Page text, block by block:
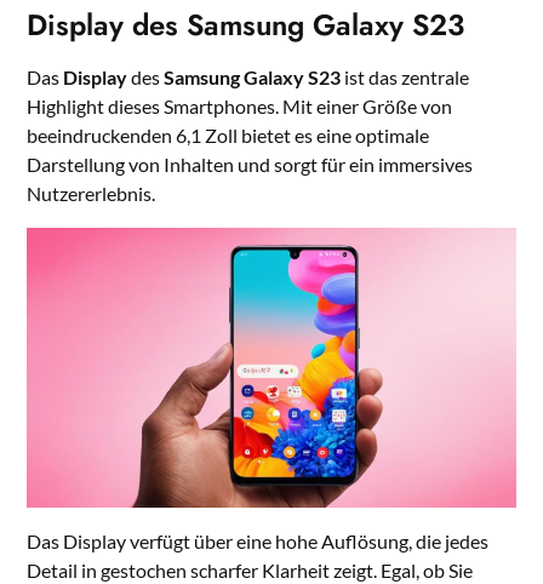
Display des Samsung Galaxy S23
Das DisplaydesSamsung Galaxy S23 ist das zentrale
Highlight dieses Smartphones. Mit einer Größe von
beeindruckenden 6,1 Zoll bietet es eine optimale
Darstellung von Inhalten und sorgt für ein immersives
Nutzererlebnis.
Das Display verfügt über eine hohe Auflösung, die jedes
Detail in gestochen scharfer Klarheit zeigt. Egal, ob Sie